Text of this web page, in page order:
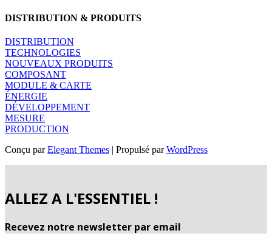
DISTRIBUTION & PRODUITS
DISTRIBUTION
TECHNOLOGIES
NOUVEAUX PRODUITS
COMPOSANT
MODULE & CARTE
ÉNERGIE
DÉVELOPPEMENT
MESURE
PRODUCTION
Conçu parElegant Themes | Propulsé parWordPress
ALLEZ A L'ESSENTIEL !
Recevez notre newsletter par email